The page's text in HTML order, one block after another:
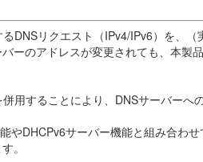
DNSリクエスト（IPv4/IPv6）を、
ーのアドレスが変更されても、本
用することにより、DNSサーバー
やDHCPv6サーバー機能と組み合わ
。